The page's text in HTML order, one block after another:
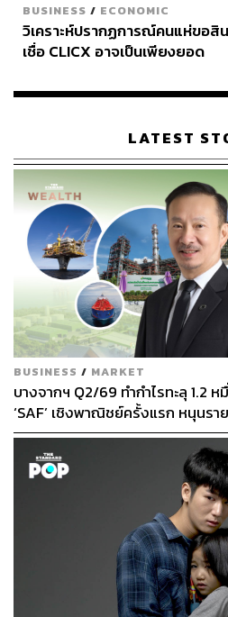
BUSINESS / ECONOMIC
วิเคราะห์ปรากฏการณ์คนแห่ขอสิน
เชื่อ CLICX อาจเป็นเพียงยอด
เรือนไทยที่ถูกซุกไว้
LATEST
BUSINESS / MARKET
บางจากฯ Q2/69 ทำกำไรทะลุ 1.2 ห
‘SAF’ เชิงพาณิชย์ครั้งแรก หนุนรา
ล้าน